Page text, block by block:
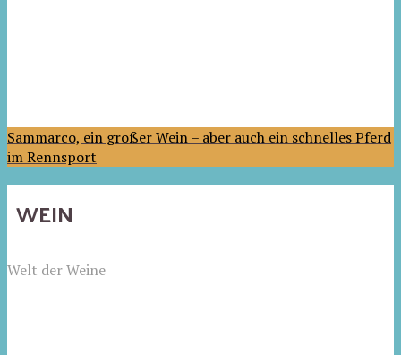
Sammarco, ein großer Wein – aber auch ein schnelles Pferd
im Rennsport
WEIN
Welt der Weine